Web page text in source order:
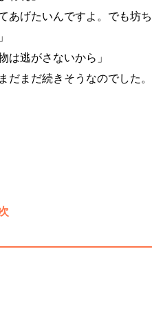
あげたいんですよ。でも坊
は逃がさないから」
まだ続きそうなのでした。